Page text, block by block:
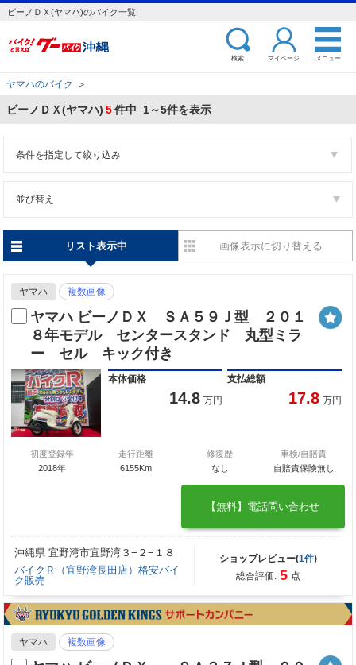
ビーノＤＸ(ヤマハ)のバイク一覧
検索 マイページ メニュー
ヤマハのバイク ＞
ビーノＤＸ(ヤマハ) 5件中 1～5件を表示
条件を指定して絞り込み
並び替え
リスト表示中 画像表示に切り替える
ヤマハ 複数画像
ヤマハ ビーノＤＸ ＳＡ５９Ｊ型 ２０１
８年モデル センタースタンド 丸型ミラ
ー セル キック付き
本体価格
14.8 万円
支払総額
17.8 万円
初度登録年
2018年
走行距離
6155Km
修復歴
なし
車検/自賠責
自賠責保険無し
【無料】電話問い合わせ
沖縄県 宜野湾市宜野湾３−２−１８
バイクＲ（宜野湾長田店）格安バイ
ク販売
ショップレビュー(1件)
総合評価: 5 点
ヤマハ 複数画像